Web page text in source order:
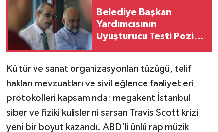
Belediye Başkan
Yardımcısının
Uyuşturucu Testi Pozitif
Kültür ve sanat organizasyonları tüzüğü, telif
hakları mevzuatları ve sivil eğlence faaliyetleri
protokolleri kapsamında; megakent İstanbul
siber ve fiziki kulislerini sarsan Travis Scott krizi
yeni bir boyut kazandı. ABD'li ünlü rap müzik